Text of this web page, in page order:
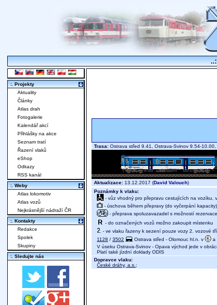
Trasa: Ostrava střed 9.41, Ostrava-Svinov 9.54-
Aktualizace: 13.12.2017 (David Valouch)
Poznámky k vlaku:
- vůz vhodný pro přepravu cestujících na vozíku,
- úschova během přepravy (do vyčerpání kapacity)
- přeprava spoluzavazadel s možností
- do označených vozů možno zakoupit místenku
- ve vlaku řazeny k sezení pouze vozy 2. vozové
1128 / 3502 Ostrava střed - Olomouc hl.n. v
a
V úseku Ostrava-Svinov - Opava východ jede v
Platí také jízdní doklady ODIS
Dopravce vlaku:
České dráhy, a.s. ;
:. Projekty
Aktuality
Články
Atlas drah
Fotogalerie
Kalendář akcí
Přihlášky na akce
Seznam tratí
Řazení vlaků
eShop
Odkazy
RSS kanál
:. Weby
Atlas lokomotiv
Atlas vozů
Nejkrásnější nádraží ČR
:. Kontakty
Redakce
Spolek
Skupiny
:. Sledujte nás